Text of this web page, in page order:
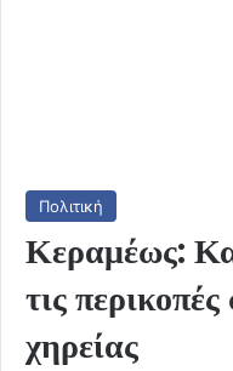
Πολιτική
Κεραμέως:
τις
χηρείας